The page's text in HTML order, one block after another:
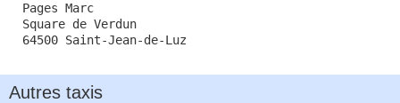
Pages Marc
Square de Verdun
64500 Saint-Jean-de-Luz
Autres taxis